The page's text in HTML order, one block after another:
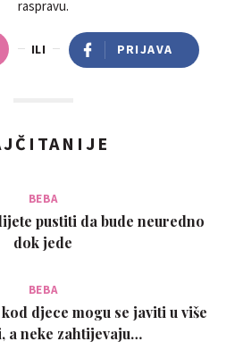
raspravu.
ILI PRIJAVA
BEBA
pustiti da bude neuredno
dok jede
BEBA
djece mogu se javiti u više
a neke zahtijevaju…